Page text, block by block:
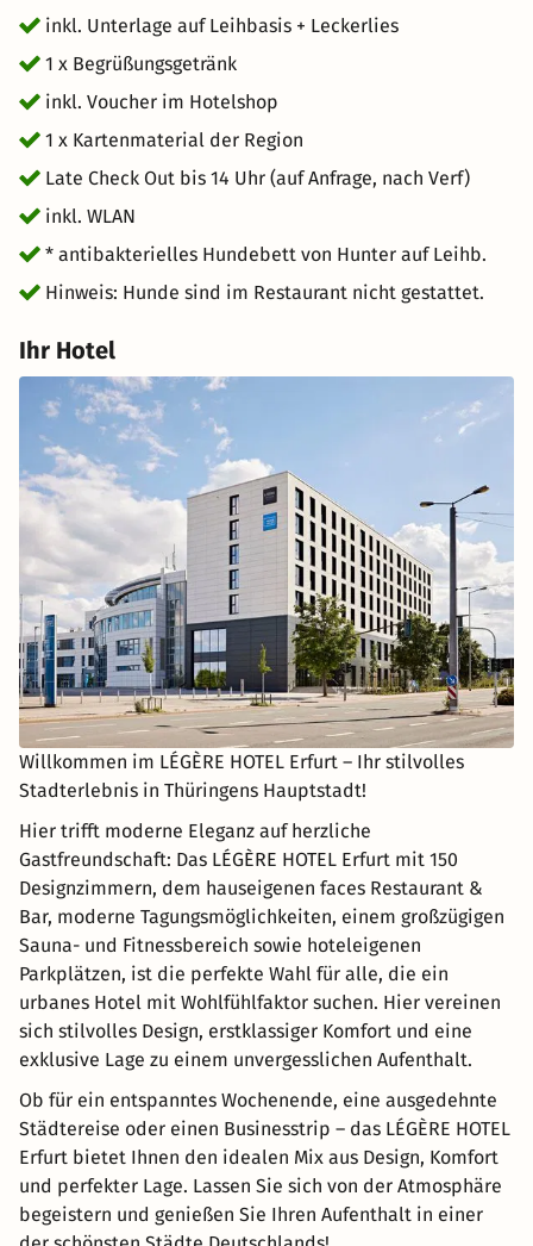
Vielfalt an Möglichkeiten sind keine Grenzen gesetzt.
Freuen Sie sich auf eine gemeinsame Auszeit im LÉGÈRE
Hotel Erfurt.
inkl. Unterlage auf Leihbasis + Leckerlies
1 x Begrüßungsgetränk
inkl. Voucher im Hotelshop
1 x Kartenmaterial der Region
Late Check Out bis 14 Uhr (auf Anfrage, nach Verf)
inkl. WLAN
* antibakterielles Hundebett von Hunter auf Leihb.
Hinweis: Hunde sind im Restaurant nicht gestattet.
Ihr Hotel
Willkommen im LÉGÈRE HOTEL Erfurt – Ihr stilvolles
Stadterlebnis in Thüringens Hauptstadt!
Hier trifft moderne Eleganz auf herzliche
Gastfreundschaft: Das LÉGÈRE HOTEL Erfurt mit 150
Designzimmern, dem hauseigenen faces Restaurant &
Bar, moderne Tagungsmöglichkeiten, einem großzügigen
Sauna- und Fitnessbereich sowie hoteleigenen
Parkplätzen, ist die perfekte Wahl für alle, die ein
urbanes Hotel mit Wohlfühlfaktor suchen. Hier vereinen
sich stilvolles Design, erstklassiger Komfort und eine
exklusive Lage zu einem unvergesslichen Aufenthalt.
Ob für ein entspanntes Wochenende, eine ausgedehnte
Städtereise oder einen Businesstrip – das LÉGÈRE HOTEL
Erfurt bietet Ihnen den idealen Mix aus Design, Komfort
und perfekter Lage. Lassen Sie sich von der Atmosphäre
begeistern und genießen Sie Ihren Aufenthalt in einer